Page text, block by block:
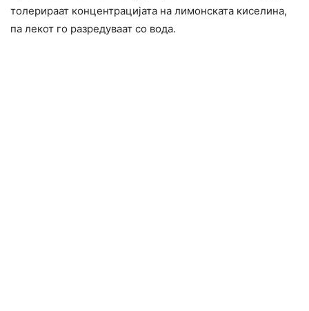
толерираат концентрацијата на лимонската киселина,
па лекот го разредуваат со вода.